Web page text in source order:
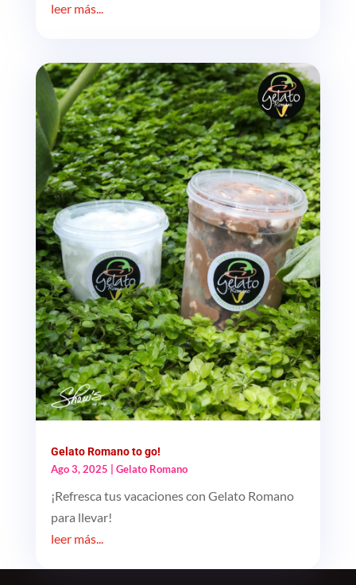
leer más...
Gelato Romano to go!
Ago 3, 2025
Gelato Romano
¡Refresca tus vacaciones con Gelato Romano
para llevar!
leer más...